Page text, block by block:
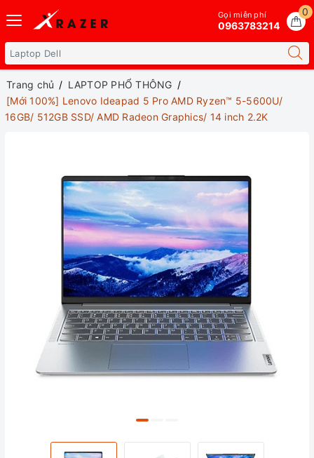
0
Gọi miễn phí
0963783214
Trang chủ
LAPTOP PHỔ THÔNG
[Mới 100%] Lenovo Ideapad 5 Pro AMD Ryzen™ 5-5600U/
16GB/ 512GB SSD/ AMD Radeon Graphics/ 14 inch 2.2K